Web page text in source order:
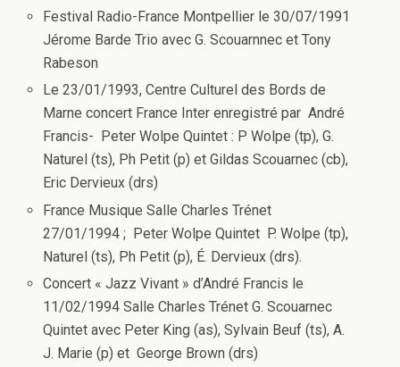
Festival Radio-France Montpellier le 30/07/1991
Jérome Barde Trio avec G. Scouarnnec et Tony
Rabeson
Le 23/01/1993, Centre Culturel des Bords de
Marne concert France Inter enregistré par André
Francis- Peter Wolpe Quintet : P Wolpe (tp), G.
Naturel (ts), Ph Petit (p) et Gildas Scouarnec (cb),
Eric Dervieux (drs)
France Musique Salle Charles Trénet
27/01/1994 ; Peter Wolpe Quintet P. Wolpe (tp),
Naturel (ts), Ph Petit (p), É. Dervieux (drs).
Concert « Jazz Vivant » d’André Francis le
11/02/1994 Salle Charles Trénet G. Scouarnec
Quintet avec Peter King (as), Sylvain Beuf (ts), A.
J. Marie (p) et George Brown (drs)